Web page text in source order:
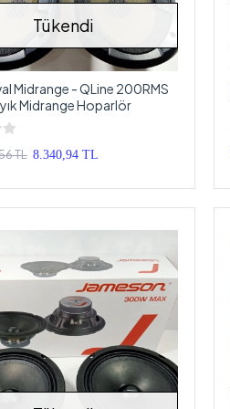
Tükendi
Midrange - QLine 200RMS
Midrange Hoparlör
TL 8.340,94 TL